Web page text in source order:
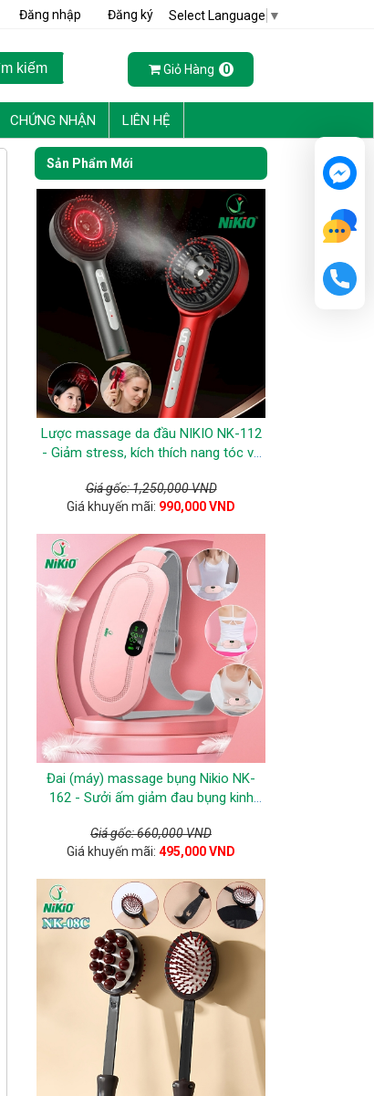
Đăng nhập Đăng ký Select Language ▼
Giỏ Hàng 0
CHỨNG NHẬN LIÊN HỆ
Sản Phẩm Mới
Lược massage da đầu NIKIO NK-112
- Giảm stress, kích thích nang tóc và
Giá gốc: 1,250,000 VND
Giá khuyến mãi: 990,000 VND
Đai (máy) massage bụng Nikio NK-
162 - Sưởi ấm giảm đau bụng kinh
Giá gốc: 660,000 VND
Giá khuyến mãi: 495,000 VND